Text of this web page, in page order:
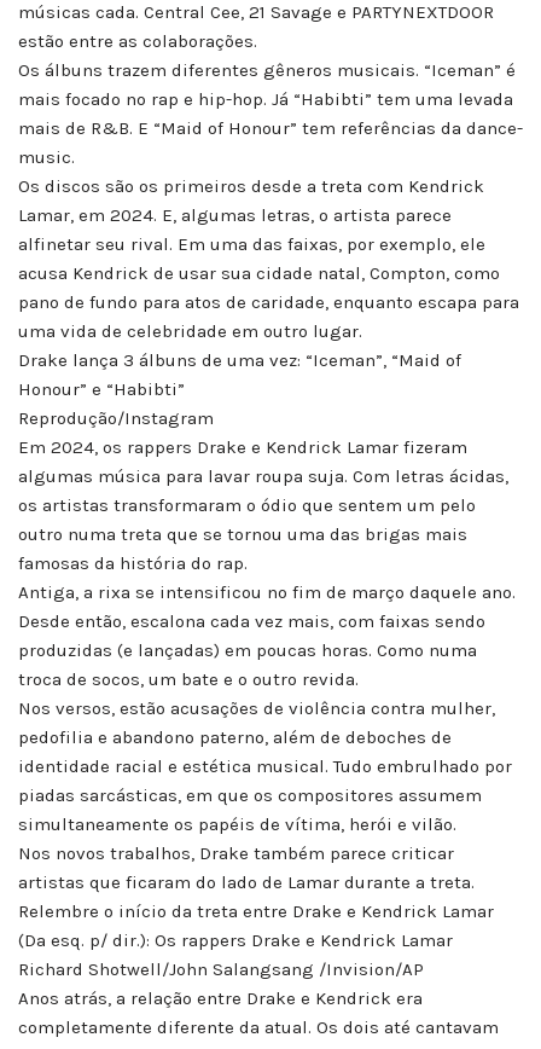
músicas cada. Central Cee, 21 Savage e PARTYNEXTDOOR
estão entre as colaborações.
Os álbuns trazem diferentes gêneros musicais. “Iceman” é
mais focado no rap e hip-hop. Já “Habibti” tem uma levada
mais de R&B. E “Maid of Honour” tem referências da dance-
music.
Os discos são os primeiros desde a treta com Kendrick
Lamar, em 2024. E, algumas letras, o artista parece
alfinetar seu rival. Em uma das faixas, por exemplo, ele
acusa Kendrick de usar sua cidade natal, Compton, como
pano de fundo para atos de caridade, enquanto escapa para
uma vida de celebridade em outro lugar.
Drake lança 3 álbuns de uma vez: “Iceman”, “Maid of
Honour” e “Habibti”
Reprodução/Instagram
Em 2024, os rappers Drake e Kendrick Lamar fizeram
algumas música para lavar roupa suja. Com letras ácidas,
os artistas transformaram o ódio que sentem um pelo
outro numa treta que se tornou uma das brigas mais
famosas da história do rap.
Antiga, a rixa se intensificou no fim de março daquele ano.
Desde então, escalona cada vez mais, com faixas sendo
produzidas (e lançadas) em poucas horas. Como numa
troca de socos, um bate e o outro revida.
Nos versos, estão acusações de violência contra mulher,
pedofilia e abandono paterno, além de deboches de
identidade racial e estética musical. Tudo embrulhado por
piadas sarcásticas, em que os compositores assumem
simultaneamente os papéis de vítima, herói e vilão.
Nos novos trabalhos, Drake também parece criticar
artistas que ficaram do lado de Lamar durante a treta.
Relembre o início da treta entre Drake e Kendrick Lamar
(Da esq. p/ dir.): Os rappers Drake e Kendrick Lamar
Richard Shotwell/John Salangsang /Invision/AP
Anos atrás, a relação entre Drake e Kendrick era
completamente diferente da atual. Os dois até cantavam